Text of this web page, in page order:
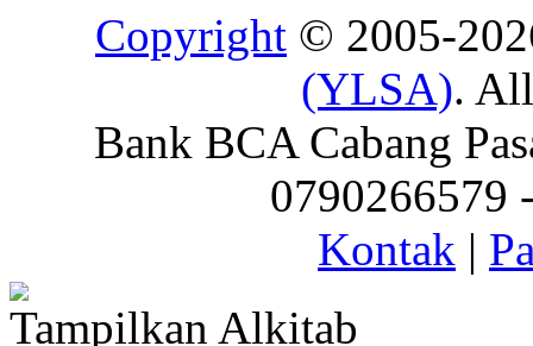
Copyright © 2005-
(YLSA).
Bank BCA Cabang
0790266579
Kontak |
Tampilkan Alkitab